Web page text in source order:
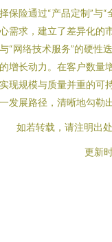
保险通过“产品定制”与
需求，建立了差异化的
“网络技术服务”的硬性
增长动力。在客户数量
现规模与质量并重的可
发展路径，清晰地勾勒
如若转载，请注明出
更新